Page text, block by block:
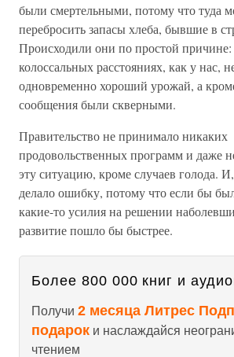
были смертельными, потому что туда
перебросить запасы хлеба, бывшие в
Происходили они по простой
колоссальных расстояниях, как у нас,
одновременно хороший урожай, а
сообщения были скверными.
Правительство не принимало никаких
продовольственных программ и даже
эту ситуацию, кроме случаев голода.
делало ошибку, потому что если бы
какие-то усилия на решении
развитие пошло бы быстрее.
Более 800 000 книг и
Получи 2 месяца Литрес
подарок и наслаждайся
чтением